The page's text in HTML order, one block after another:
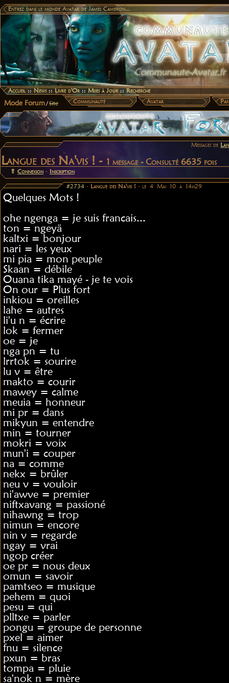
Entrez dans le monde Avatar de James Cameron...
Accueil::News::Livre d'Or::Mises à Jour::Recherche
Mode Forum/Site Communauté Avatar
Messages de
Langue des Na'vis ! - 1 message - Consulté 6635 fois
⇑ Connexion - Inscription
#2734 - Langue des Na'vis ! - le 4 Mai 10 à 14h29
Quelques Mots !
ohe ngenga = je suis francais...
ton = ngeyä
kaltxi = bonjour
nari = les yeux
mi pia = mon peuple
Skaan = débile
Ouana tika mayé - je te vois
On our = Plus fort
inkiou = oreilles
lahe = autres
li'u n = écrire
lok = fermer
oe = je
nga pn = tu
lrrtok = sourire
lu v = être
makto = courir
mawey = calme
meuia = honneur
mi pr = dans
mikyun = entendre
min = tourner
mokri = voix
mun'i = couper
na = comme
nekx = brûler
neu v = vouloir
ni'awve = premier
niftxavang = passioné
nihawng = trop
nimun = encore
nin v = regarde
ngay = vrai
ngop créer
oe pr = nous deux
omun = savoir
pamtseo = musique
pehem = quoi
pesu = qui
plltxe = parler
pongu = groupe de personne
pxel = aimer
fnu = silence
pxun = bras
tompa = pluie
sa'nok n = mère